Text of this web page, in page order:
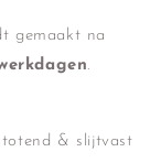
gemaakt na
.
& slijtvast